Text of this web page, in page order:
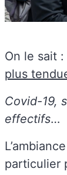
On le sait :
plus
Covid-19,
effectifs…
particulier